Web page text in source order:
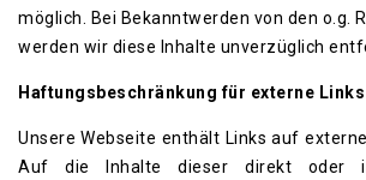
möglich. Bei Bekanntwerden von den o.g.
werden wir diese Inhalte unverzüglich
Haftungsbeschränkung für externe Links
Unsere Webseite enthält Links auf
Auf die Inhalte dieser direkt oder